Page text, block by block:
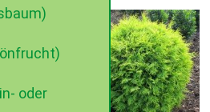
oder